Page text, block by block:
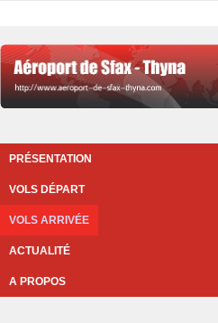
PRÉSENTATION
VOLS DÉPART
VOLS ARRIVÉE
ACTUALITÉ
A PROPOS